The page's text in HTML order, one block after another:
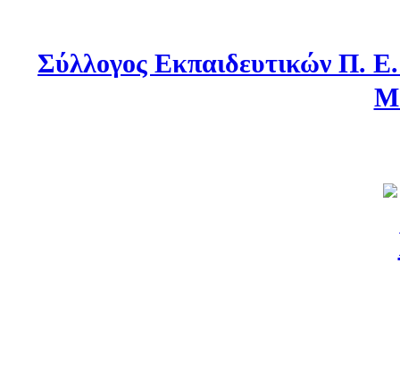
Σύλλογος Εκπαιδευτικών Π.